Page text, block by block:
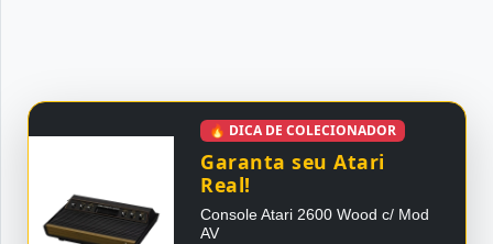
🔥 DICA DE COLECIONADOR
Garanta seu Atari
Real!
Console Atari 2600 Wood c/ Mod
AV